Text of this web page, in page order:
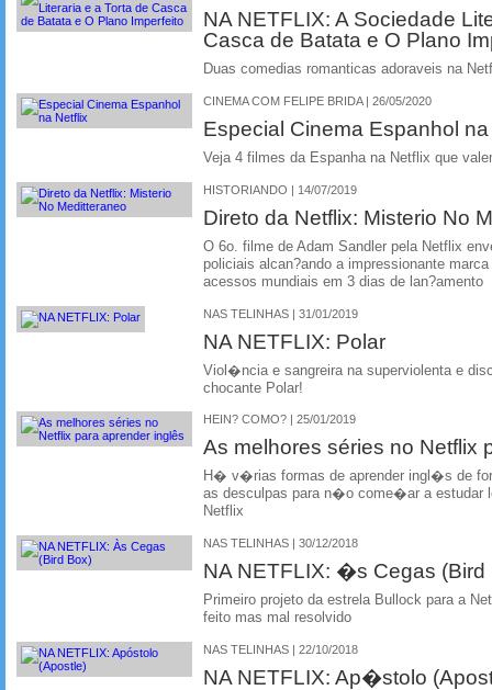
NA NETFLIX: A Sociedade
Casca de Batata e O Plano
Duas comedias romanticas adoraveis na
CINEMA COM FELIPE BRIDA | 26/05/2020
Especial Cinema Espanhol
Veja 4 filmes da Espanha na Netflix que
HISTORIANDO | 14/07/2019
Direto da Netflix: Misterio No
O 6o. filme de Adam Sandler pela Netflix
policiais alcan?ando a impressionante
acessos mundiais em 3 dias de lan?amento
NAS TELINHAS | 31/01/2019
NA NETFLIX: Polar
Viol�ncia e sangreira na superviolenta e
chocante Polar!
HEIN? COMO? | 25/01/2019
As melhores séries no Netflix
H� v�rias formas de aprender ingl�s de
as desculpas para n�o come�ar a
Netflix
NAS TELINHAS | 30/12/2018
NA NETFLIX: �s Cegas (Bird
Primeiro projeto da estrela Bullock para a
feito mas mal resolvido
NAS TELINHAS | 22/10/2018
NA NETFLIX: Ap�stolo